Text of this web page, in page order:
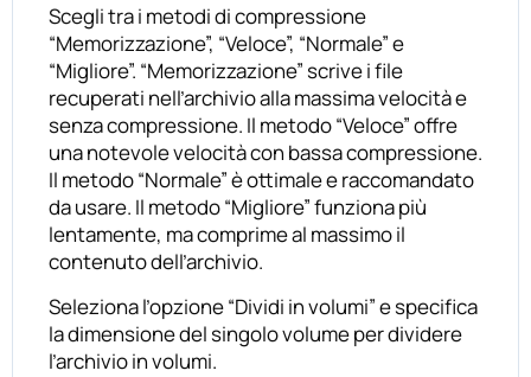
Scegli tra i metodi di compressione
“Memorizzazione”, “Veloce”, “Normale” e
“Migliore”. “Memorizzazione” scrive i file
recuperati nell’archivio alla massima velocità e
senza compressione. Il metodo “Veloce” offre
una notevole velocità con bassa compressione.
Il metodo “Normale” è ottimale e raccomandato
da usare. Il metodo “Migliore” funziona più
lentamente, ma comprime al massimo il
contenuto dell’archivio.
Seleziona l’opzione “Dividi in volumi” e specifica
la dimensione del singolo volume per dividere
l’archivio in volumi.